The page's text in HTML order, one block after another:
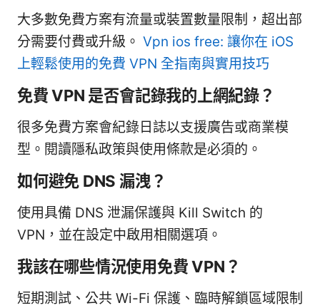
大多數免費方案有流量或裝置數量限制，超出部
分需要付費或升級。 Vpn ios free: 讓你在 iOS
上輕鬆使用的免費 VPN 全指南與實用技巧
免費 VPN 是否會記錄我的上網紀錄？
很多免費方案會紀錄日誌以支援廣告或商業模
型。閱讀隱私政策與使用條款是必須的。
如何避免 DNS 漏洩？
使用具備 DNS 泄漏保護與 Kill Switch 的
VPN，並在設定中啟用相關選項。
我該在哪些情況使用免費 VPN？
短期測試、公共 Wi-Fi 保護、臨時解鎖區域限制